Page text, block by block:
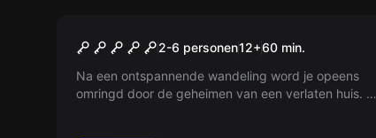
Nieuw
Paranormale Activiteit
2-6 personen12+60 min.
Na een ontspannende wandeling word je opeens
omringd door de geheimen van een verlaten huis. De